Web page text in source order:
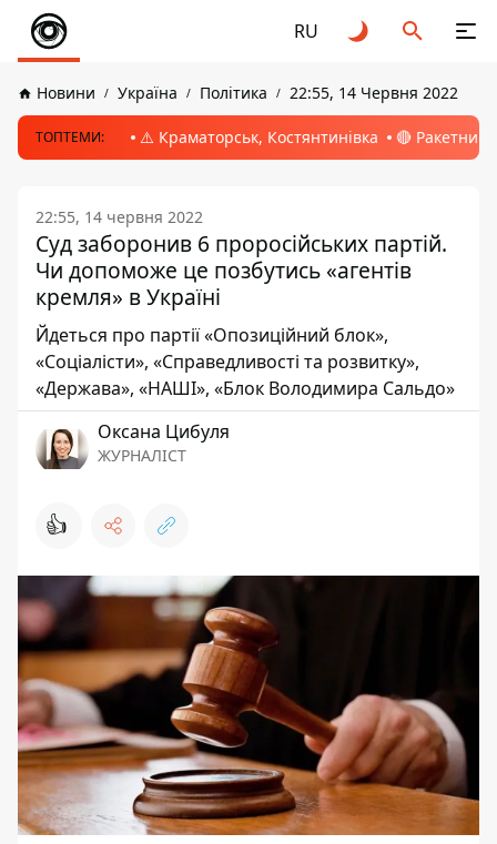
RU
Новини Україна Політика 22:55, 14 Червня 2022
ТОПТЕМИ: ⚠️ Краматорськ, Костянтинівка 🔴 Ракетний
22:55, 14 червня 2022
Суд заборонив 6 проросійських партій.
Чи допоможе це позбутись «агентів
кремля» в Україні
Йдеться про партії «Опозиційний блок»,
«Соціалісти», «Справедливості та розвитку»,
«Держава», «НАШІ», «Блок Володимира Сальдо»
Оксана Цибуля
ЖУРНАЛІСТ
👍